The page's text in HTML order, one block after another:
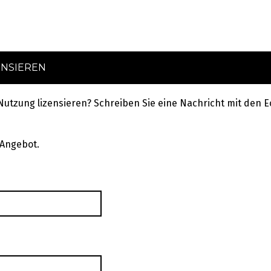
lizensieren? Schreiben Sie eine Nachricht mit den